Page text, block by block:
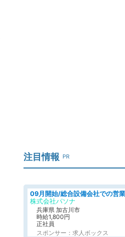
注目情報 PR
株式会社パソナ
兵庫県 加古川市
時給1,800円
正社員
スポンサー：求人ボックス